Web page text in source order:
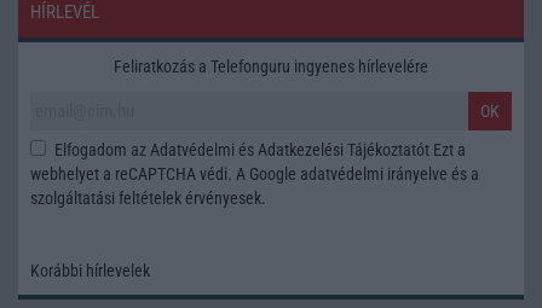
HÍRLEVÉL
Feliratkozás a Telefonguru ingyenes hírlevelére
OK
Elfogadom az Adatvédelmi és Adatkezelési Tájékoztatót Ezt a
webhelyet a reCAPTCHA védi. A Google adatvédelmi irányelve és a
szolgáltatási feltételek érvényesek.
Korábbi hírlevelek